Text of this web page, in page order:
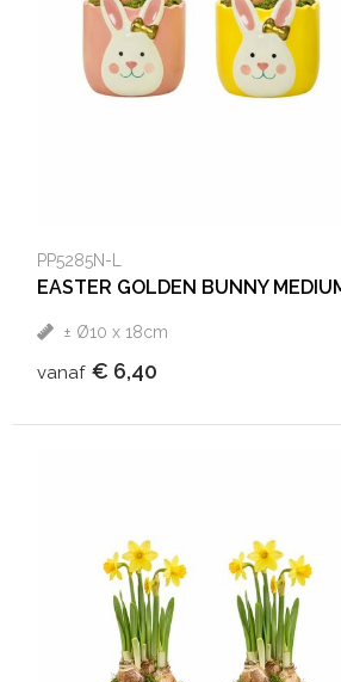
PP5285N-L
EASTER GOLDEN BUNNY
± Ø10 x 18cm
vanaf € 6,40